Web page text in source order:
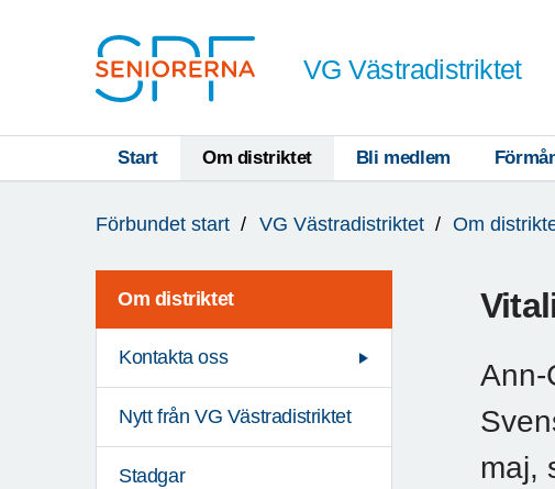
VG Västradistriktet
Start Om distriktet Bli medlem
är
Förbundet start VG Västradistriktet Om
Om distriktet
Kontakta oss
Nytt från VG Västradistriktet
Stadgar
Ann-
maj,